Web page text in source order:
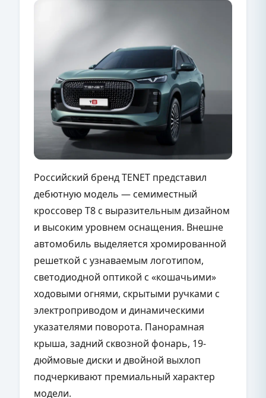
Российский бренд TENET представил
дебютную модель — семиместный
кроссовер T8 с выразительным дизайном
и высоким уровнем оснащения. Внешне
автомобиль выделяется хромированной
решеткой с узнаваемым логотипом,
светодиодной оптикой с «кошачьими»
ходовыми огнями, скрытыми ручками с
электроприводом и динамическими
указателями поворота. Панорамная
крыша, задний сквозной фонарь, 19-
дюймовые диски и двойной выхлоп
подчеркивают премиальный характер
модели.